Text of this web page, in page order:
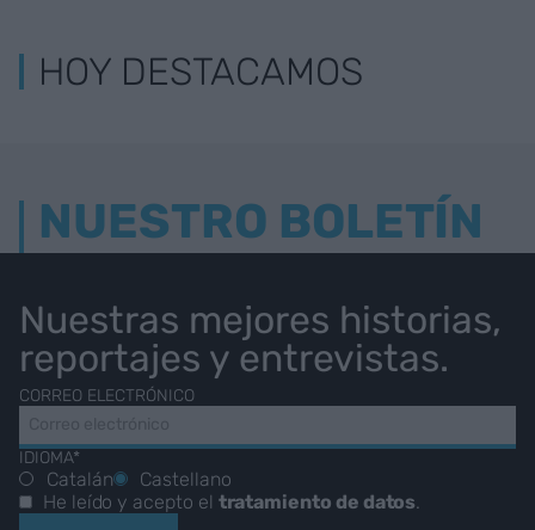
HOY DESTACAMOS
NUESTRO BOLETÍN
Nuestras mejores historias,
reportajes y entrevistas.
CORREO ELECTRÓNICO
IDIOMA*
Catalán
Castellano
He leído y acepto el tratamiento de datos.